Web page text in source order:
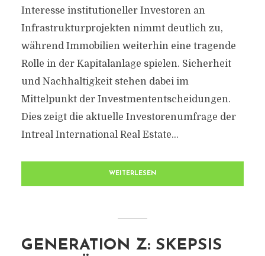
Interesse institutioneller Investoren an
Infrastrukturprojekten nimmt deutlich zu,
während Immobilien weiterhin eine tragende
Rolle in der Kapitalanlage spielen. Sicherheit
und Nachhaltigkeit stehen dabei im
Mittelpunkt der Investmententscheidungen.
Dies zeigt die aktuelle Investorenumfrage der
Intreal International Real Estate...
WEITERLESEN
GENERATION Z: SKEPSIS